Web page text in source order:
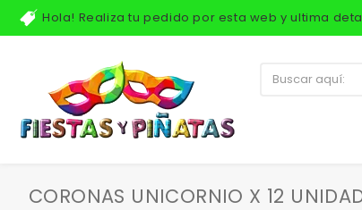
Hola! Realiza tu pedido por esta web y ultima
CORONAS UNICORNIO X 12